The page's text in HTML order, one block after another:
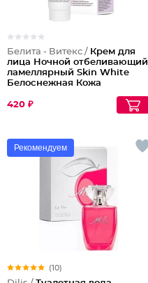
Белита - Витекс / Крем для
лица Ночной отбеливающий
ламеллярный Skin White
Белоснежная Кожа
420 ₽
Рекомендуем
(10)